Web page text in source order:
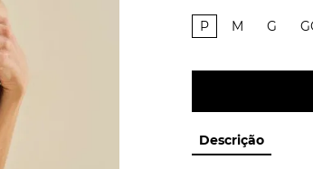
P M G
Descrição